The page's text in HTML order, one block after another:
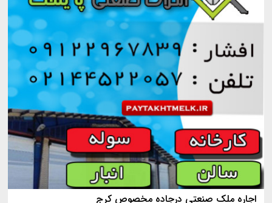
اجاره ملک صنعتی درجاده مخصوص کرج